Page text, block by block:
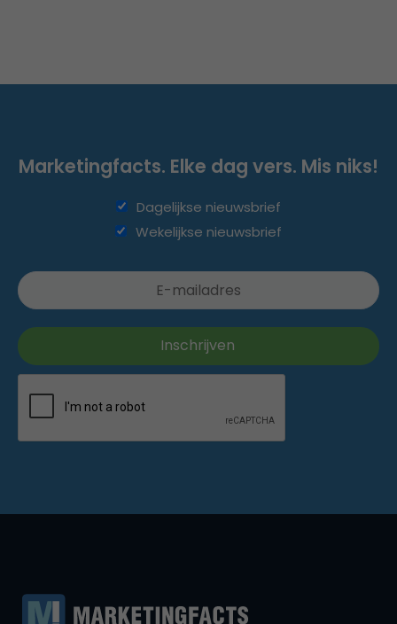
Marketingfacts. Elke dag vers. Mis niks!
Dagelijkse nieuwsbrief
Wekelijkse nieuwsbrief